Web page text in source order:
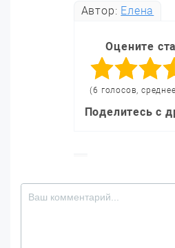
Автор: Елена
Оцените
(6 голосов,
Поделитесь с